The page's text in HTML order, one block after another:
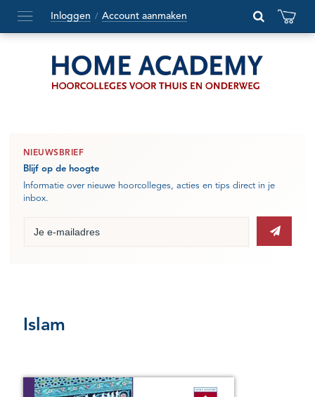
Hoofdmenu
openen
Inloggen / Account aanmaken
NIEUWSBRIEF
Blijf op de hoogte
Informatie over nieuwe hoorcolleges, acties en tips direct in je
inbox.
Islam